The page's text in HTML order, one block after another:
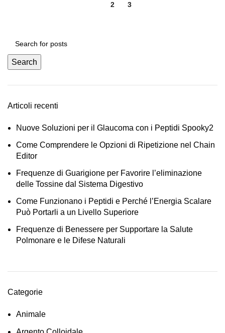
2 3
Search
Articoli recenti
Nuove Soluzioni per il Glaucoma con i Peptidi Spooky2
Come Comprendere le Opzioni di Ripetizione nel Chain
Editor
Frequenze di Guarigione per Favorire l’eliminazione
delle Tossine dal Sistema Digestivo
Come Funzionano i Peptidi e Perché l’Energia Scalare
Può Portarli a un Livello Superiore
Frequenze di Benessere per Supportare la Salute
Polmonare e le Difese Naturali
Categorie
Animale